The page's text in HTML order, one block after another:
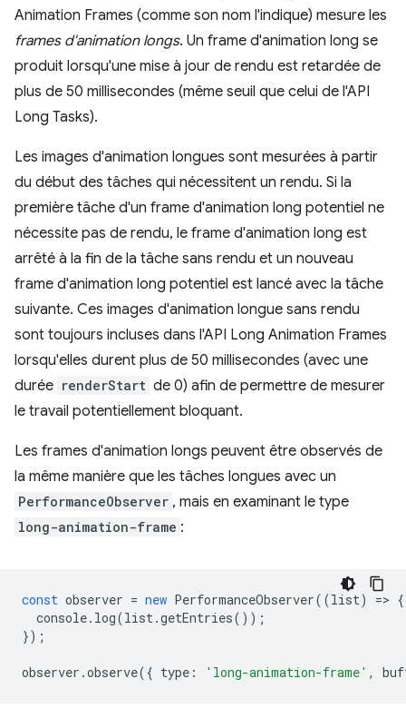
Animation Frames (comme son nom l'indique) mesure les
frames d'animation longs. Un frame d'animation long se
produit lorsqu'une mise à jour de rendu est retardée de
plus de 50 millisecondes (même seuil que celui de l'API
Long Tasks).
Les images d'animation longues sont mesurées à partir
du début des tâches qui nécessitent un rendu. Si la
première tâche d'un frame d'animation long potentiel ne
nécessite pas de rendu, le frame d'animation long est
arrêté à la fin de la tâche sans rendu et un nouveau
frame d'animation long potentiel est lancé avec la tâche
suivante. Ces images d'animation longue sans rendu
sont toujours incluses dans l'API Long Animation Frames
lorsqu'elles durent plus de 50 millisecondes (avec une
durée renderStart de 0) afin de permettre de mesurer
le travail potentiellement bloquant.
Les frames d'animation longs peuvent être observés de
la même manière que les tâches longues avec un
PerformanceObserver , mais en examinant le type
long-animation-frame :
const observer = new PerformanceObserver((list) => {
console. log(list.getEntries());
});
observer .observe({ type : 'long-animation-frame' ,